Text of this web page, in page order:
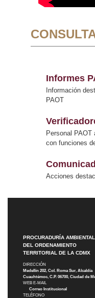
Informes
Información
PAOT
Personal PAOT
con funciones
Acciones
PROCURADURÍA
DEL ORDENAMIENTO
TERRITORIAL DE LA CDMX
DIRECCIÓN
Medellín 202, Col. Roma Sur, Alcaldía
Cuauhtémoc, C.P. 06700, Ciudad de
WEB E-MAIL
Correo Institucional
TELÉFONO